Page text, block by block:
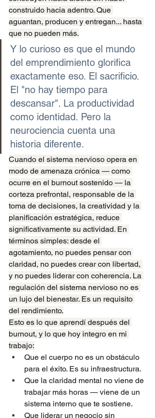
construido hacia adentro. Que
aguantan, producen y entregan... hasta
que no pueden más.
Y lo curioso es que el mundo
del emprendimiento glorifica
exactamente eso. El sacrificio.
El "no hay tiempo para
descansar". La productividad
como identidad. Pero la
neurociencia cuenta una
historia diferente.
Cuando el sistema nervioso opera en
modo de amenaza crónica — como
ocurre en el burnout sostenido — la
corteza prefrontal, responsable de la
toma de decisiones, la creatividad y la
planificación estratégica, reduce
significativamente su actividad. En
términos simples: desde el
agotamiento, no puedes pensar con
claridad, no puedes crear con libertad,
y no puedes liderar con coherencia. La
regulación del sistema nervioso no es
un lujo del bienestar. Es un requisito
del rendimiento.
Esto es lo que aprendí después del
burnout, y lo que hoy integro en mi
trabajo:
Que el cuerpo no es un obstáculo
para el éxito. Es su infraestructura.
Que la claridad mental no viene de
trabajar más horas — viene de un
sistema interno que te sostiene.
Que liderar un negocio sin